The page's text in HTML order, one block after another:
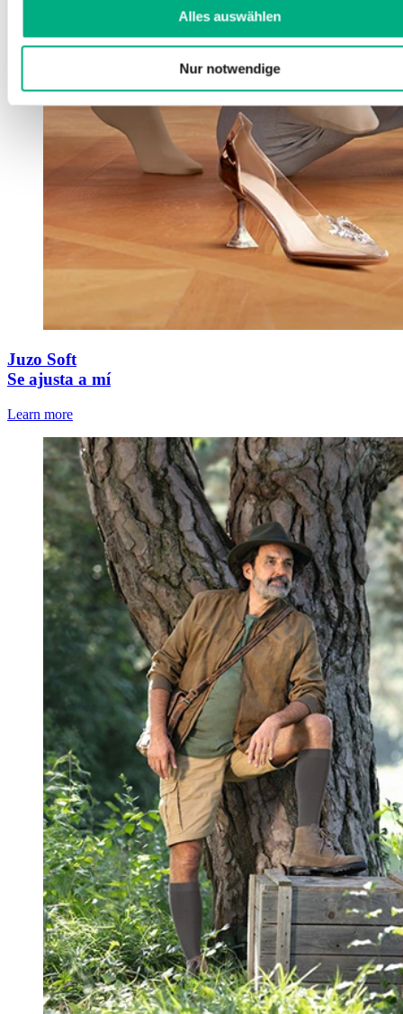
Alles auswählen
Nur notwendige
Juzo Soft
Se ajusta a mí
Learn more